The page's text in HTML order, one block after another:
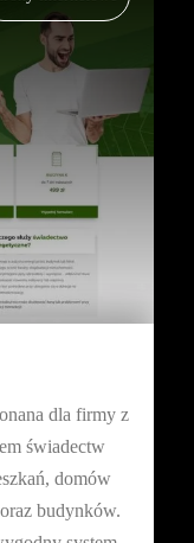
dla firmy z
świadectw
domów
budynków.